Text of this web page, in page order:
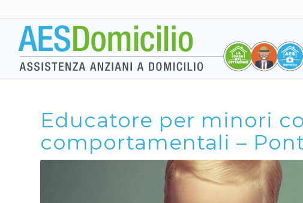
Educatore per minori
comportamentali –